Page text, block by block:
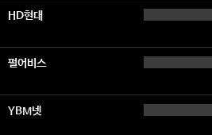
HD현대
펄어비스
YBM넷